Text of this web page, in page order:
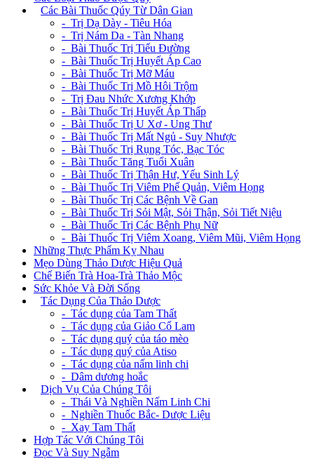
Các Bài Thuốc Qúy Từ Dân Gian
- Trị Dạ Dày - Tiêu Hóa
- Trị Nám Da - Tàn Nhang
- Bài Thuốc Trị Tiểu Đường
- Bài Thuốc Trị Huyết Áp Cao
- Bài Thuốc Trị Mỡ Máu
- Bài Thuốc Trị Mồ Hôi Trộm
- Trị Đau Nhức Xương Khớp
- Bài Thuốc Trị Huyết Áp Thấp
- Bài Thuốc Trị U Xơ - Ung Thư
- Bài Thuốc Trị Mất Ngủ - Suy Nhược
- Bài Thuốc Trị Rụng Tóc, Bạc Tóc
- Bài Thuốc Tăng Tuổi Xuân
- Bài Thuốc Trị Thận Hư, Yếu Sinh Lý
- Bài Thuốc Trị Viêm Phế Quản, Viêm Họng
- Bài Thuốc Trị Các Bệnh Về Gan
- Bài Thuốc Trị Sỏi Mật, Sỏi Thận, Sỏi Tiết Niệu
- Bài Thuốc Trị Các Bệnh Phụ Nữ
- Bài Thuốc Trị Viêm Xoang, Viêm Mũi, Viêm Họng
Những Thực Phẩm Kỵ Nhau
Mẹo Dùng Thảo Dược Hiệu Quả
Chế Biến Trà Hoa-Trà Thảo Mộc
Sức Khỏe Và Đời Sống
Tác Dụng Của Thảo Dược
- Tác dụng của Tam Thất
- Tác dụng của Giảo Cổ Lam
- Tác dụng quý của táo mèo
- Tác dụng quý của Atiso
- Tác dụng của nấm linh chi
- Dâm dương hoắc
Dịch Vụ Của Chúng Tôi
- Thái Và Nghiền Nấm Linh Chi
- Nghiền Thuốc Bắc- Dược Liệu
- Xay Tam Thất
Hợp Tác Với Chúng Tôi
Đọc Và Suy Ngẫm